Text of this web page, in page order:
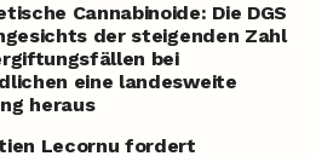
Cannabinoide: Die DGS
der steigenden Zahl
bei
eine landesweite
heraus
Lecornu fordert